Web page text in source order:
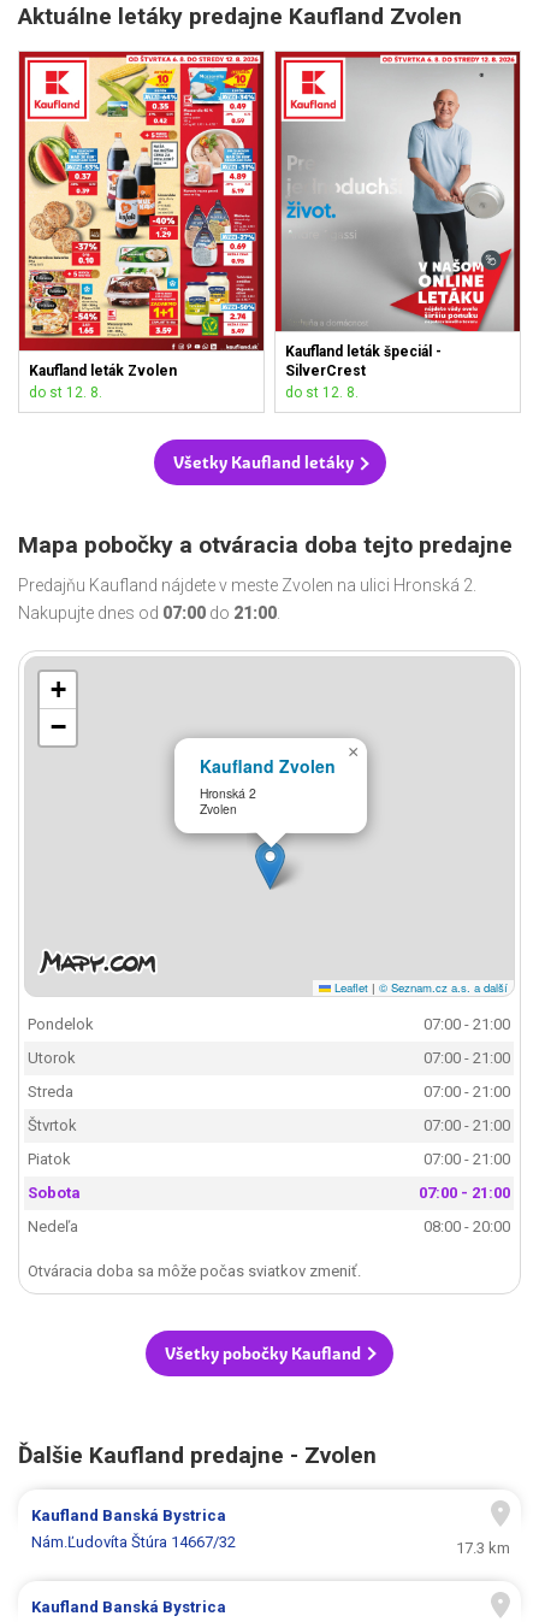
Aktuálne letáky predajne Kaufland Zvolen
Kaufland leták Zvolen
do st 12. 8.
Kaufland leták špeciál -
SilverCrest
do st 12. 8.
Všetky Kaufland letáky
Mapa pobočky a otváracia doba tejto predajne
Predajňu Kaufland nájdete v meste Zvolen na ulici Hronská 2.
Nakupujte dnes od 07:00 do 21:00
Kaufland Zvolen
Hronská 2
Zvolen
×
+
−
Leaflet | © Seznam.cz a.s. a další
Pondelok
07:00 - 21:00
Utorok
07:00 - 21:00
Streda
07:00 - 21:00
Štvrtok
07:00 - 21:00
Piatok
07:00 - 21:00
Sobota
07:00 - 21:00
Nedeľa
08:00 - 20:00
Otváracia doba sa môže počas sviatkov zmeniť.
Všetky pobočky Kaufland
Ďalšie Kaufland predajne - Zvolen
Kaufland Banská Bystrica
Nám.Ľudovíta Štúra 14667/32
17.3 km
Kaufland Banská Bystrica